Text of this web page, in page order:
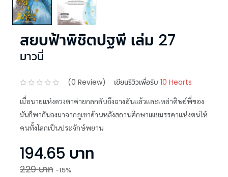
สยบฟ้าพิชิตปฐพี เล่ม 27
มาวนี่
(0 Review) เขียนรีวิวเพื่อรับ 10 Hearts
เมื่อนายแห่งดวงตาค่ายกลกลับถึงฉางอันแล้วและเหล่าศิษย์พี่ของ
มันก็พากันลงมาจากภูเขาด้านหลังสถานศึกษาเผยมรรคาแห่งตนให้
คนทั้งโลกเป็นประจักษ์พยาน
194.65 บาท
229บาท -15%